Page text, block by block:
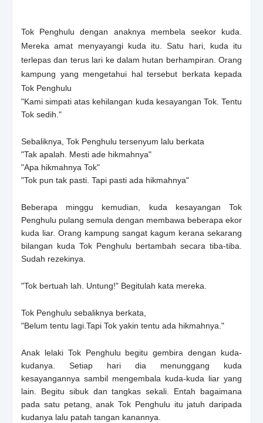
Tok Penghulu dengan anaknya membela seekor kuda.
Mereka amat menyayangi kuda itu. Satu hari, kuda itu
terlepas dan terus lari ke dalam hutan berhampiran. Orang
kampung yang mengetahui hal tersebut berkata kepada
Tok Penghulu
"Kami simpati atas kehilangan kuda kesayangan Tok. Tentu
Tok sedih."
Sebaliknya, Tok Penghulu tersenyum lalu berkata
"Tak apalah. Mesti ade hikmahnya"
"Apa hikmahnya Tok"
"Tok pun tak pasti. Tapi pasti ada hikmahnya"
Beberapa minggu kemudian, kuda kesayangan Tok
Penghulu pulang semula dengan membawa beberapa ekor
kuda liar. Orang kampung sangat kagum kerana sekarang
bilangan kuda Tok Penghulu bertambah secara tiba-tiba.
Sudah rezekinya.
"Tok bertuah lah. Untung!" Begitulah kata mereka.
Tok Penghulu sebaliknya berkata,
"Belum tentu lagi.Tapi Tok yakin tentu ada hikmahnya."
Anak lelaki Tok Penghulu begitu gembira dengan kuda-
kudanya. Setiap hari dia menunggang kuda
kesayangannya sambil mengembala kuda-kuda liar yang
lain. Begitu sibuk dan tangkas sekali. Entah bagaimana
pada satu petang, anak Tok Penghulu itu jatuh daripada
kudanya lalu patah tangan kanannya.